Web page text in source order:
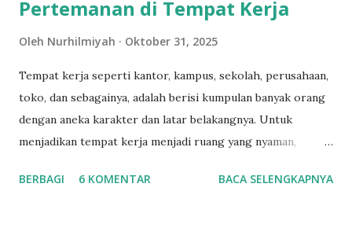
Pertemanan di Tempat Kerja
Oleh Nurhilmiyah Oktober 31, 2025
Tempat kerja seperti kantor, kampus, sekolah, perusahaan,
toko, dan sebagainya, adalah berisi kumpulan banyak orang
dengan aneka karakter dan latar belakangnya. Untuk
menjadikan tempat kerja menjadi ruang yang nyaman,
(lingkaran) pertemanan. Di satu sisi menciptakan circle-
BERBAGI 6 KOMENTAR BACA SELENGKAPNYA